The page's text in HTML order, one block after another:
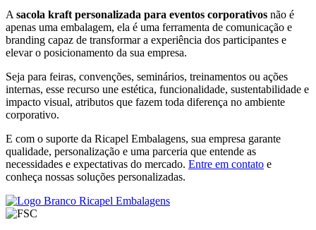
A sacola kraft personalizada para eventos corporativos não é
apenas uma embalagem, ela é uma ferramenta de comunicação e
branding capaz de transformar a experiência dos participantes e
elevar o posicionamento da sua empresa.
Seja para feiras, convenções, seminários, treinamentos ou ações
internas, esse recurso une estética, funcionalidade, sustentabilidade e
impacto visual, atributos que fazem toda diferença no ambiente
corporativo.
E com o suporte da Ricapel Embalagens, sua empresa garante
qualidade, personalização e uma parceria que entende as
necessidades e expectativas do mercado. Entre em contato e
conheça nossas soluções personalizadas.